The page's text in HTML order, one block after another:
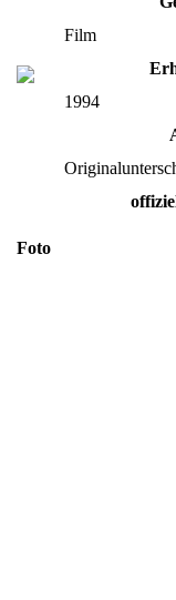
Film
1994
Foto